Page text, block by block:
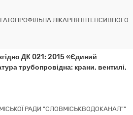
ЛІКАРНЯ ІНТЕНСИВНОГО
ДК 021: 2015 «Єдиний
трубопровідна: крани, вентилі,
РАДИ "СЛОВМІСЬКВОДОКАНАЛ""